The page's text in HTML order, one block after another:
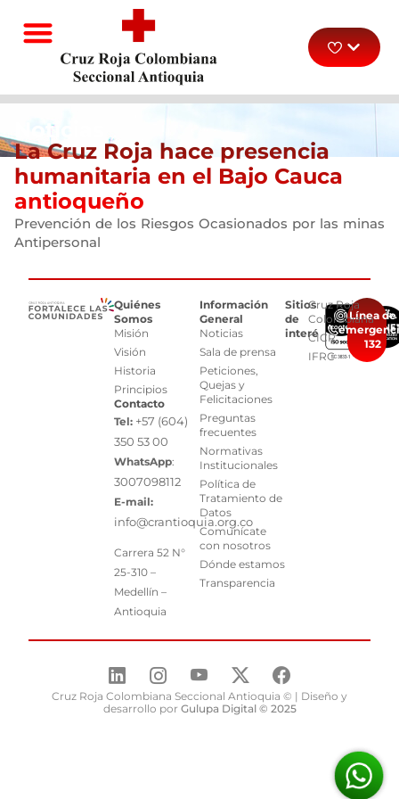
Noticias
La Cruz Roja hace presencia
humanitaria en el Bajo Cauca
antioqueño
Prevención de los Riesgos Ocasionados por las minas
Antipersonal
Quiénes
Somos
Misión
Visión
Historia
Principios
Contacto
Tel: +57 (604)
350 53 00
WhatsApp:
3007098112
E-mail:
info@crantioquia.org.co
Carrera 52 N°
25-310 –
Medellín –
Antioquia
Información
General
Noticias
Sala de prensa
Peticiones,
Quejas y
Felicitaciones
Preguntas
frecuentes
Normativas
Institucionales
Política de
Tratamiento de
Datos
Comunícate
con nosotros
Dónde estamos
Transparencia
Sitios
de
interés
Cruz Roja
Colombiana
CICR
IFRC
Línea de
132
Cruz Roja Colombiana Seccional Antioquia © | Diseño y
desarrollo por Gulupa Digital © 2025